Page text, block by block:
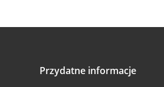
Przydatne informacje